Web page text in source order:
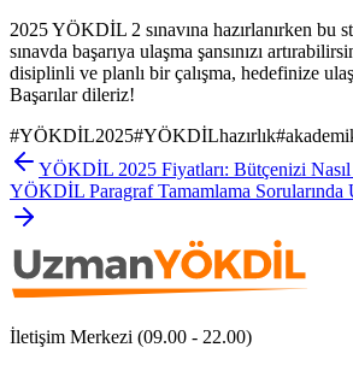
2025 YÖKDİL 2 sınavına hazırlanırken bu
sınavda başarıya ulaşma şansınızı
disiplinli ve planlı bir çalışma, hedefinize
Başarılar dileriz!
#YÖKDİL2025#YÖKDİLhazırlık#
YÖKDİL 2025 Fiyatları: Bütçenizi Nasıl
YÖKDİL Paragraf Tamamlama Sorularında
İletişim Merkezi (09.00 - 22.00)